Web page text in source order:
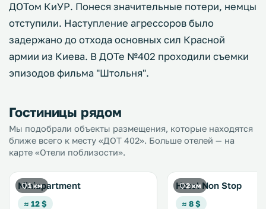
ДОТом КиУР. Понеся значительные потери, немцы
отступили. Наступление агрессоров было
задержано до отхода основных сил Красной
армии из Киева. В ДОТе №402 проходили съемки
эпизодов фильма "Штольня".
Гостиницы рядом
Мы подобрали объекты размещения, которые находятся
ближе всего к месту «ДОТ 402». Больше отелей — на
карте «Отели поблизости».
1 км
Miniapartment
≈ 12 $
2 км
Hotel Non Stop
≈ 8 $